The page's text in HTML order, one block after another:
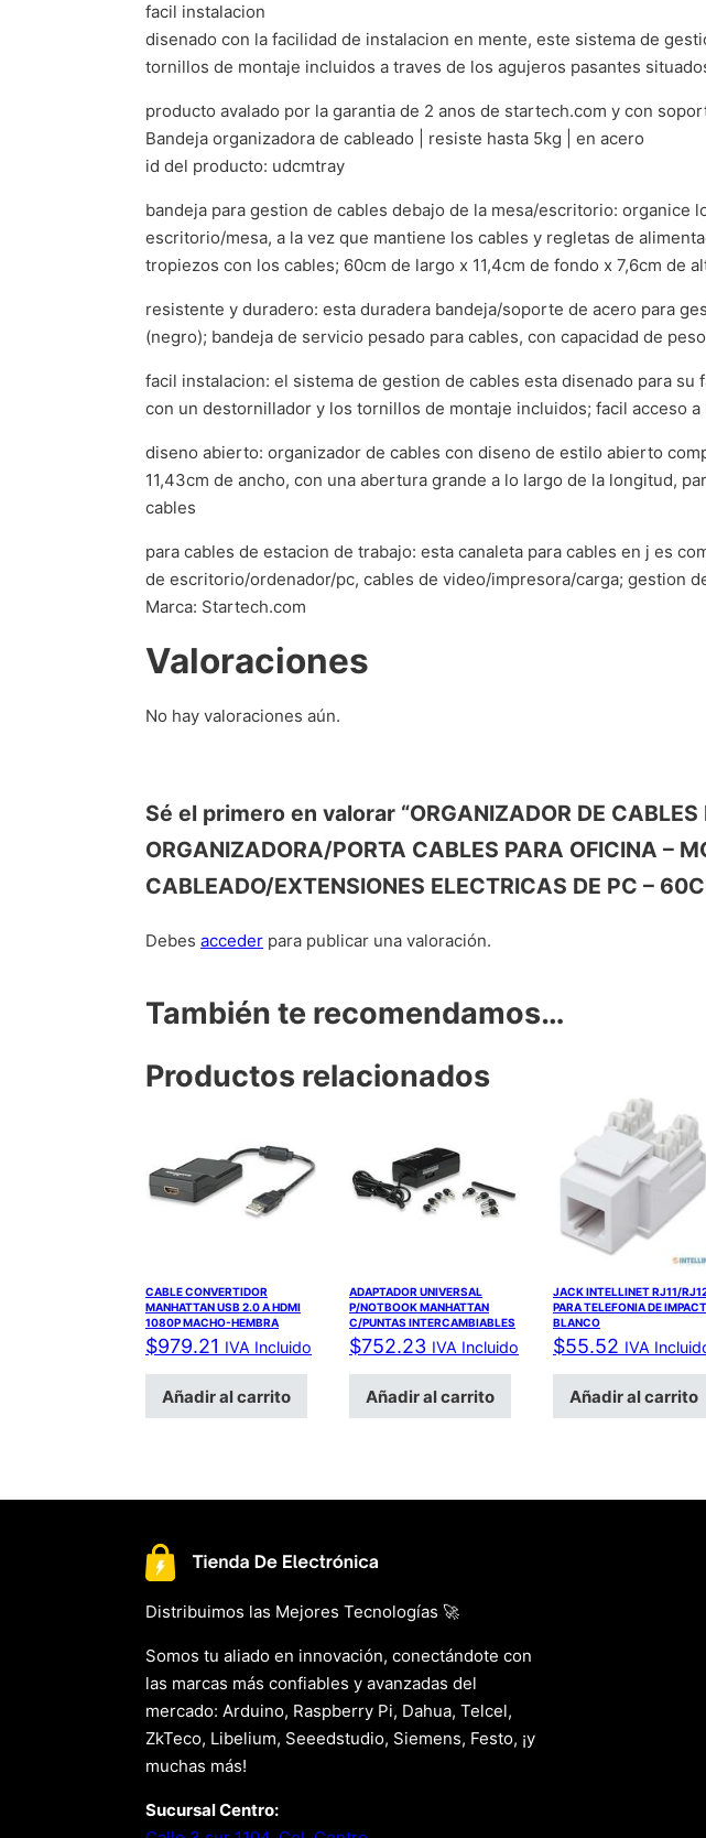
facil instalacion
disenado con la facilidad de instalacion en mente, este sistema de
tornillos de montaje incluidos a traves de los agujeros pasantes
producto avalado por la garantia de 2 anos de startech.com y con
Bandeja organizadora de cableado | resiste hasta 5kg | en acero
id del producto: udcmtray
bandeja para gestion de cables debajo de la mesa/escritorio: organice
escritorio/mesa, a la vez que mantiene los cables y regletas de
tropiezos con los cables; 60cm de largo x 11,4cm de fondo x 7,6cm de
resistente y duradero: esta duradera bandeja/soporte de acero para
(negro); bandeja de servicio pesado para cables, con capacidad de
facil instalacion: el sistema de gestion de cables esta disenado para
con un destornillador y los tornillos de montaje incluidos; facil acceso
diseno abierto: organizador de cables con diseno de estilo abierto
11,43cm de ancho, con una abertura grande a lo largo de la longitud,
cables
para cables de estacion de trabajo: esta canaleta para cables en j es
de escritorio/ordenador/pc, cables de video/impresora/carga; gestion
Marca: Startech.com
Valoraciones
No hay valoraciones aún.
Sé el primero en valorar “ORGANIZADOR DE CABLES
ORGANIZADORA/PORTA CABLES PARA OFICINA –
CABLEADO/EXTENSIONES ELECTRICAS DE PC –
Debes acceder para publicar una valoración.
También te recomendamos…
Productos relacionados
CABLE CONVERTIDOR
MANHATTAN USB 2.0 A HDMI
1080P MACHO-HEMBRA
$979.21 IVA Incluido
Añadir al carrito
ADAPTADOR UNIVERSAL
P/NOTBOOK MANHATTAN
C/PUNTAS INTERCAMBIABLES
$752.23 IVA Incluido
Añadir al carrito
JACK INTELLINET RJ11/
PARA TELEFONIA DE
BLANCO
$55.52 IVA
Añadir al carrito
Distribuimos las Mejores Tecnologías 🚀
Somos tu aliado en innovación, conectándote con
las marcas más confiables y avanzadas del
mercado: Arduino, Raspberry Pi, Dahua, Telcel,
ZkTeco, Libelium, Seeedstudio, Siemens, Festo, ¡y
muchas más!
Sucursal Centro: